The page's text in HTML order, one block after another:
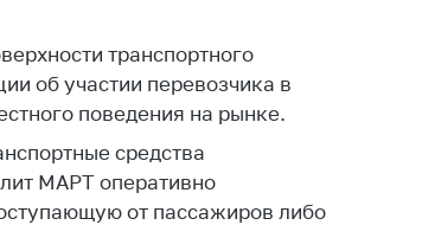
транспортного
об участии перевозчика в
поведения на рынке.
средства
МАРТ оперативно
от пассажиров либо